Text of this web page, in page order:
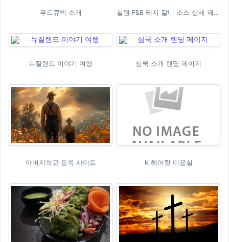
푸드큐빅 소개 철원 F&B 돼지 갈비 소스 상세 페이지
뉴질랜드 이야기 여행 심쿡 소개 랜딩 페이지
아버지학교 등록 사이트 K 헤어컷 미용실